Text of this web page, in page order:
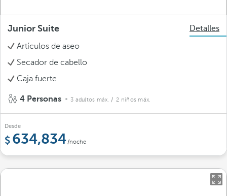
Junior Suite
Detalles
Artículos de aseo
Secador de cabello
Caja fuerte
4 Personas 3 adultos máx. / 2 niños máx.
Desde
634,834/noche